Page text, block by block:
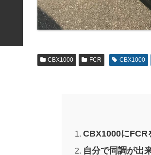
CBX1000 FCR CBX1000
CBX1000にFCR
自分で同調が出